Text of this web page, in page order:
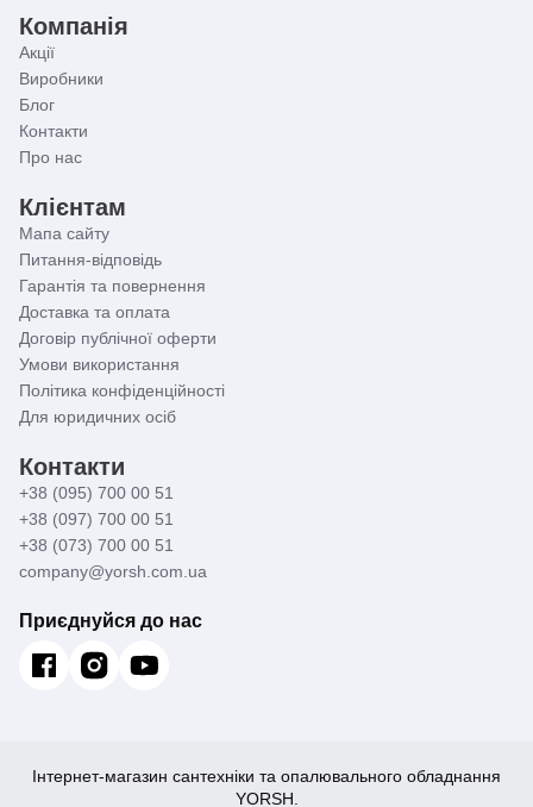
Компанія
Акції
Виробники
Блог
Контакти
Про нас
Клієнтам
Мапа сайту
Питання-відповідь
Гарантія та повернення
Доставка та оплата
Договір публічної оферти
Умови використання
Політика конфіденційності
Для юридичних осіб
Контакти
+38 (095) 700 00 51
+38 (097) 700 00 51
+38 (073) 700 00 51
company@yorsh.com.ua
Приєднуйся до нас
Інтернет-магазин сантехніки та опалювального обладнання
YORSH.